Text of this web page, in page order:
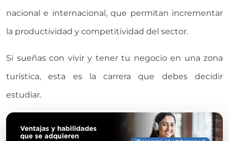
nacional e internacional, que permitan incrementar
la productividad y competitividad del sector.
Si sueñas con vivir y tener tu negocio en una zona
turística, esta es la carrera que debes decidir
estudiar.